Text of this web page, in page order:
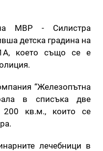
на МВР - Силистра
детска градина на
което също се е
“Железопътна
в списъка две
кв.м., които се
лечебници в